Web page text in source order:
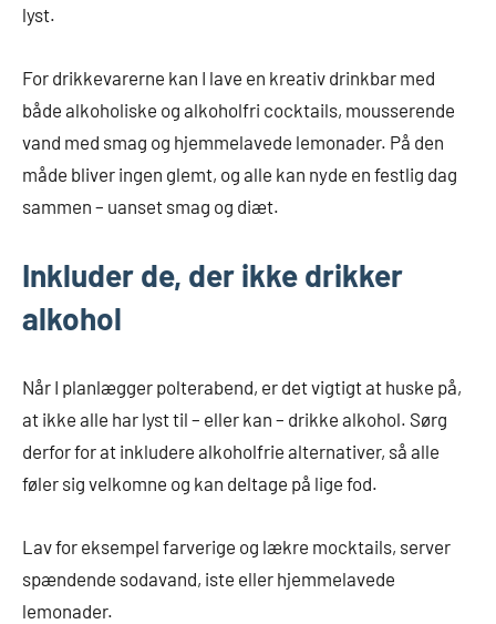
lyst.
For drikkevarerne kan I lave en kreativ drinkbar med
både alkoholiske og alkoholfri cocktails, mousserende
vand med smag og hjemmelavede lemonader. På den
måde bliver ingen glemt, og alle kan nyde en festlig dag
sammen – uanset smag og diæt.
Inkluder de, der ikke drikker
alkohol
Når I planlægger polterabend, er det vigtigt at huske på,
at ikke alle har lyst til – eller kan – drikke alkohol. Sørg
derfor for at inkludere alkoholfrie alternativer, så alle
føler sig velkomne og kan deltage på lige fod.
Lav for eksempel farverige og lækre mocktails, server
spændende sodavand, iste eller hjemmelavede
lemonader.